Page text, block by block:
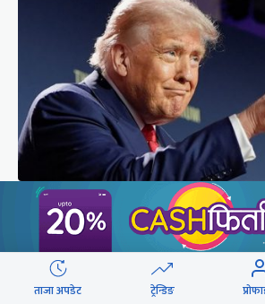
अमेरिकामा रूसमाथि प्रतिबन्ध
भारतसहित ५ देशमा शतप्रतिशत
ताजा अपडेट ट्रेन्डिङ